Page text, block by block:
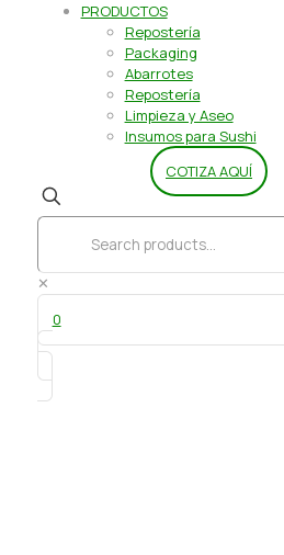
PRODUCTOS
Repostería
Packaging
Abarrotes
Repostería
Limpieza y Aseo
Insumos para Sushi
COTIZA AQUÍ
✕
0